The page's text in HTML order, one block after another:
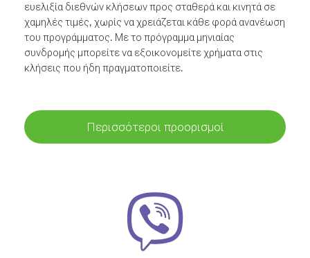
ευελιξία διεθνών κλήσεων προς σταθερά και κινητά σε
χαμηλές τιμές, χωρίς να χρειάζεται κάθε φορά ανανέωση
του προγράμματος. Με το πρόγραμμα μηνιαίας
συνδρομής μπορείτε να εξοικονομείτε χρήματα στις
κλήσεις που ήδη πραγματοποιείτε.
Περισσότεροι προορισμοί